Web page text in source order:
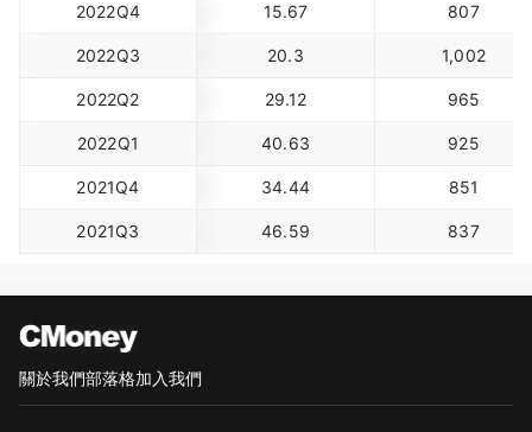
2022Q4 15.67 807
2022Q3 20.3 1,002
2022Q2 29.12 965
2022Q1 40.63 925
2021Q4 34.44 851
2021Q3 46.59 837
關於我們部落格加入我們